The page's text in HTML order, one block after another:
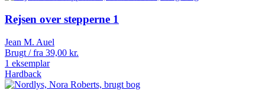
Rejsen over stepperne 1
Jean M. Auel
Brugt / fra 39,00 kr.
1 eksemplar
Hardback